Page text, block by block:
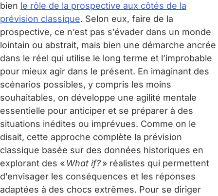
bien le rôle de la prospective aux côtés de la
prévision classique. Selon eux, faire de la
prospective, ce n’est pas s’évader dans un monde
lointain ou abstrait, mais bien une démarche ancrée
dans le réel qui utilise le long terme et l’improbable
pour mieux agir dans le présent. En imaginant des
scénarios possibles, y compris les moins
souhaitables, on développe une agilité mentale
essentielle pour anticiper et se préparer à des
situations inédites ou imprévues. Comme on le
disait, cette approche complète la prévision
classique basée sur des données historiques en
explorant des «What if?» réalistes qui permettent
d’envisager les conséquences et les réponses
adaptées à des chocs extrêmes. Pour se diriger